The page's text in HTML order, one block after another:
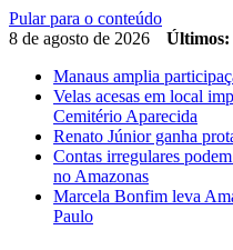
Pular para o conteúdo
8 de agosto de 2026
Últimos:
Manaus amplia
Velas acesas em local
Cemitério Aparecida
Renato Júnior ganha
Contas irregulares
no Amazonas
Marcela Bonfim leva
Paulo